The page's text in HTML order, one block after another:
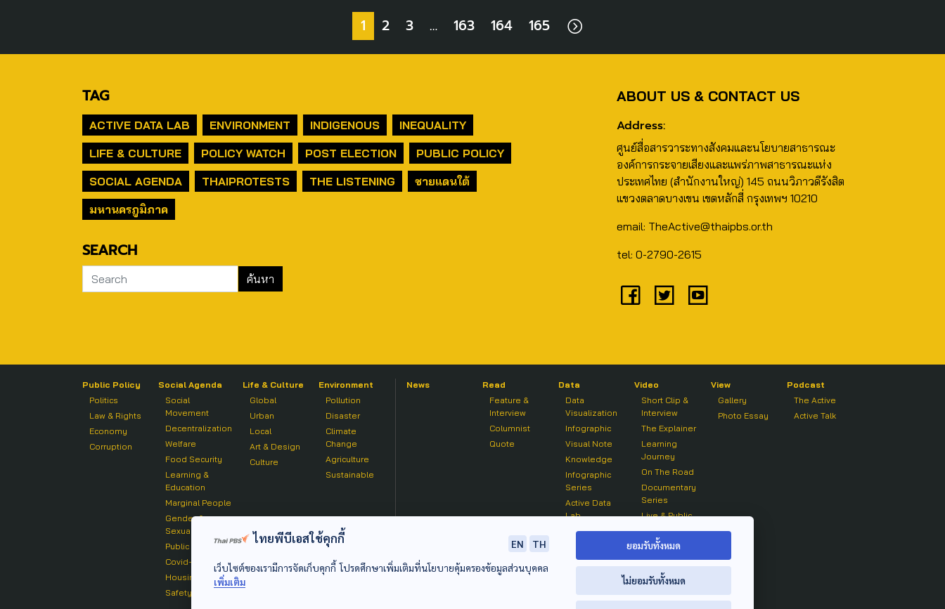
1 2 3 … 163 164 165
TAG
ACTIVE DATA LAB ENVIRONMENT INDIGENOUS
INEQUALITY
LIFE & CULTURE
POLICY WATCH POST ELECTION
PUBLIC POLICY
SOCIAL AGENDA
THAIPROTESTS THE LISTENING
ชายแดนใต้
มหานครภูมิภาค
SEARCH
ABOUT US & CONTACT US
Address:
ศูนย์สื่อสารวาระทางสังคมและนโยบายสาธารณะ
องค์การกระจายเสียงและแพร่ภาพสาธารณะแห่ง
ประเทศไทย (สำนักงานใหญ่) 145 ถนนวิภาวดีรังสิต
แขวงตลาดบางเขน เขตหลักสี่ กรุงเทพฯ 10210
email: TheActive@thaipbs.or.th
tel: 0-2790-2615
Public Policy
Politics
Law & Rights
Economy
Corruption
Social Agenda
Social
Movement
Decentralization
Welfare
Food Security
Learning &
Education
Marginal People
Gender &
Sexuality
Public Health
Covid-19
Housing
Safety
Life & Culture
Global
Urban
Local
Art & Design
Culture
Environment
Pollution
Disaster
Climate
Change
Agriculture
Sustainable
News
Read
Feature &
Interview
Columnist
Quote
Data
Data
Visualization
Infographic
Visual Note
Knowledge
Infographic
Series
Active Data
Lab
Video
Short Clip &
Interview
The Explainer
Learning
Journey
On The Road
Documentary
Series
Live & Public
On air Clip
View
Gallery
Photo Essay
Podcast
The Active
Active Talk
ไทยพีบีเอสใช้คุกกี้ EN
TH
เว็บไซต์ของเรามีการจัดเก็บคุกกี้ โปรดศึกษาเพิ่มเติมที่นโยบายคุ้มครองข้อมูลส่วนบุคคล
เพิ่มเติม
ยอมรับทั้งหมด
ไม่ยอมรับทั้งหมด